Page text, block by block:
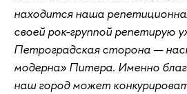
находится наша
своей рок-группой репетирую
Петроградская сторона —
модерна» Питера. Именно
наш город может